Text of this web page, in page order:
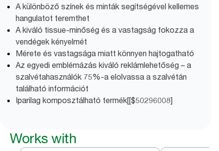
A különböző színek és minták segítségével kellemes
hangulatot teremthet
A kiváló tissue-minőség és a vastagság fokozza a
vendégek kényelmét
Mérete és vastagsága miatt könnyen hajtogatható
Az egyedi emblémázás kiváló reklámlehetőség – a
szalvétahasználók 75%-a elolvassa a szalvétán
található információt
Iparilag komposztálható termék[[$50296008]
Works with